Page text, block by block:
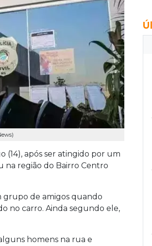
(14), após ser atingido por um
na região do Bairro Centro
grupo de amigos quando
no carro. Ainda segundo ele,
homens na rua e